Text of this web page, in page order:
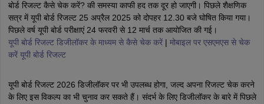
बोर्ड रिजल्ट कैसे चेक करें? की समस्या काफी हद तक दूर हो जाएगी। पिछले शैक्षणिक
सत्र में यूपी बोर्ड रिजल्ट 25 अप्रैल 2025 को दोपहर 12.30 बजे घोषित किया गया।
पिछले वर्ष यूपी बोर्ड परीक्षाएं 24 फरवरी से 12 मार्च तक आयोजित की गई।
यूपी बोर्ड रिजल्ट डिजीलॉकर के माध्यम से कैसे चेक करें| मोबाइल पर एसएमएस से चेक
करें यूपी बोर्ड रिजल्ट
यूपी बोर्ड रिजल्ट 2026 डिजीलॉकर पर भी उपलब्ध होगा, जल्द अपना रिजल्ट चेक करने
के लिए इस विकल्प का भी चुनाव कर सकते हैं। संदर्भ के लिए डिजीलॉकर के बारे में पिछले